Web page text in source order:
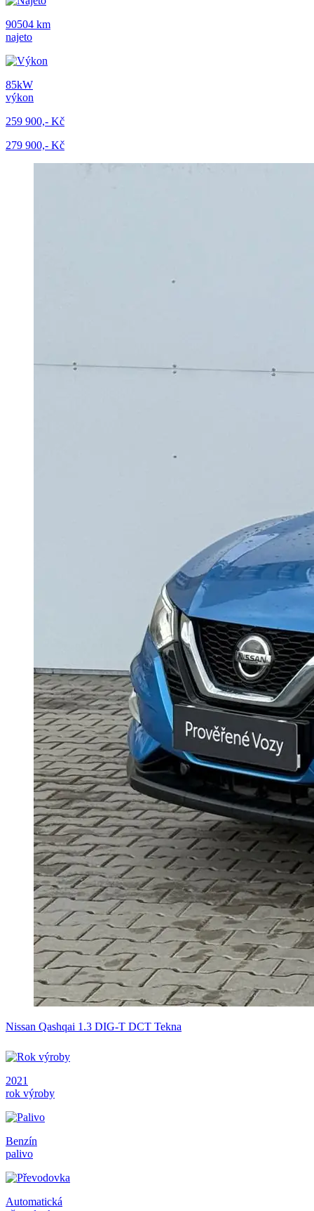
90504 km
najeto
85kW
výkon
259 900,- Kč
279 900,- Kč
Nissan Qashqai 1.3 DIG-T DCT Tekna
2021
rok výroby
Benzín
palivo
Automatická